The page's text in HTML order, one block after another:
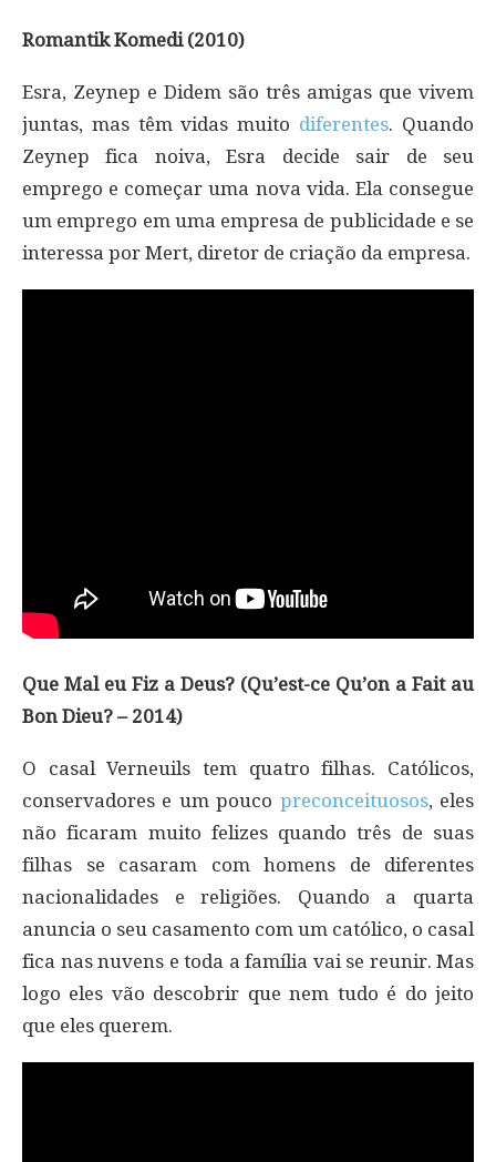
Romantik Komedi (2010)
Esra, Zeynep e Didem são três amigas que vivem
juntas, mas têm vidas muito diferentes. Quando
Zeynep fica noiva, Esra decide sair de seu
emprego e começar uma nova vida. Ela consegue
um emprego em uma empresa de publicidade e se
interessa por Mert, diretor de criação da empresa.
Que Mal eu Fiz a Deus? (Qu’est-ce Qu’on a Fait au
Bon Dieu? – 2014)
O casal Verneuils tem quatro filhas. Católicos,
conservadores e um pouco preconceituosos, eles
não ficaram muito felizes quando três de suas
filhas se casaram com homens de diferentes
nacionalidades e religiões. Quando a quarta
anuncia o seu casamento com um católico, o casal
fica nas nuvens e toda a família vai se reunir. Mas
logo eles vão descobrir que nem tudo é do jeito
que eles querem.